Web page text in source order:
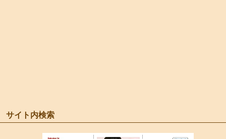
サイト内検索